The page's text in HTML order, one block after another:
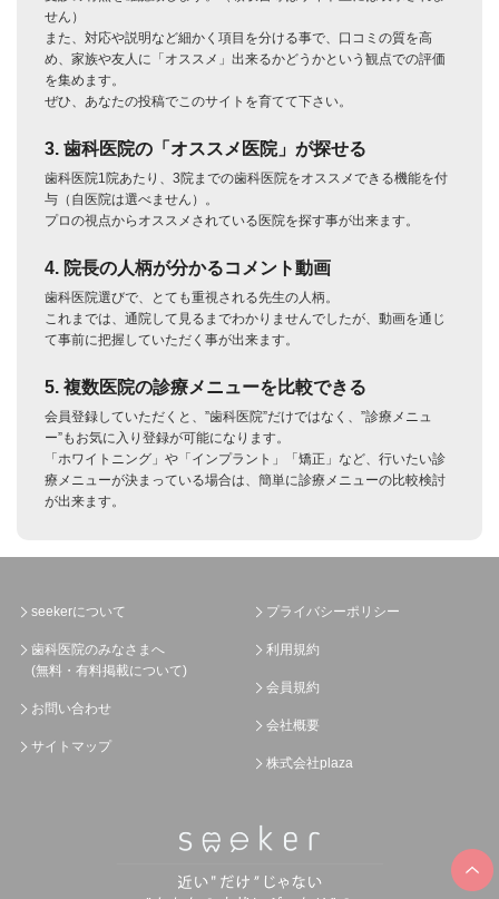
せん）
また、対応や説明など細かく項目を分ける事で、口コミの質を高
め、家族や友人に「オススメ」出来るかどうかという観点での評価
を集めます。
ぜひ、あなたの投稿でこのサイトを育てて下さい。
3. 歯科医院の「オススメ医院」が探せる
歯科医院1院あたり、3院までの歯科医院をオススメできる機能を付
与（自医院は選べません）。
プロの視点からオススメされている医院を探す事が出来ます。
4. 院長の人柄が分かるコメント動画
歯科医院選びで、とても重視される先生の人柄。
これまでは、通院して見るまでわかりませんでしたが、動画を通じ
て事前に把握していただく事が出来ます。
5. 複数医院の診療メニューを比較できる
会員登録していただくと、”歯科医院”だけではなく、”診療メニュ
ー”もお気に入り登録が可能になります。
「ホワイトニング」や「インプラント」「矯正」など、行いたい診
療メニューが決まっている場合は、簡単に診療メニューの比較検討
が出来ます。
seekerについて
歯科医院のみなさまへ
(無料・有料掲載について)
お問い合わせ
サイトマップ
プライバシーポリシー
利用規約
会員規約
会社概要
株式会社plaza